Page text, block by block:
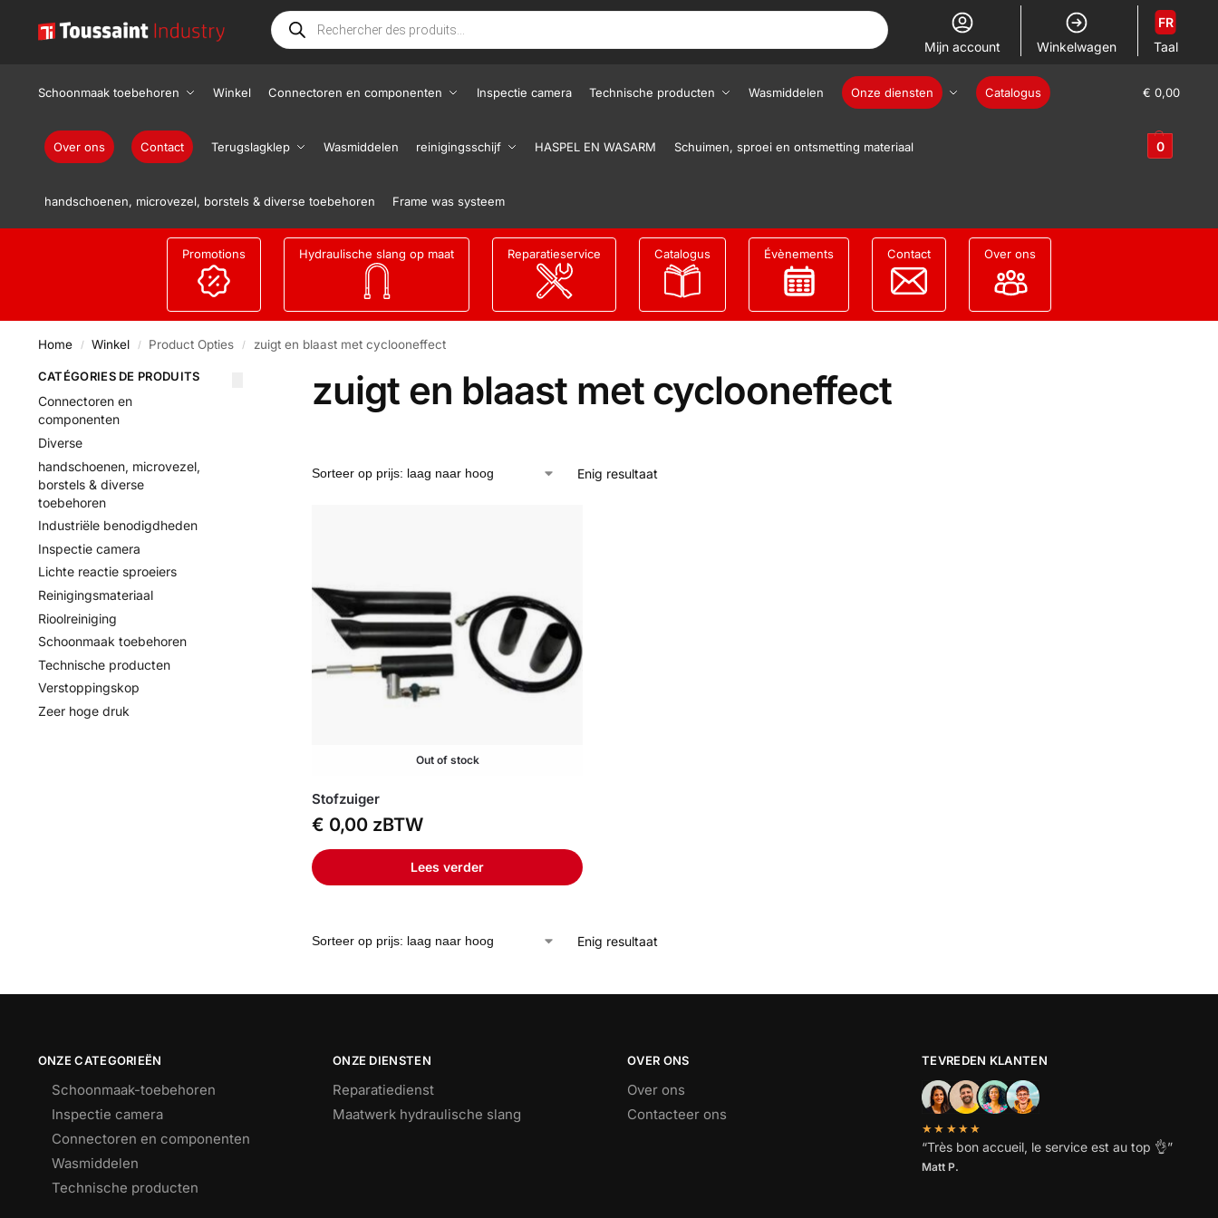
Mijn account Winkelwagen Taal
FR
Schoonmaak toebehoren Winkel Connectoren en componenten Inspectie camera Technische producten Wasmiddelen Onze diensten Catalogus
Over ons Contact Terugslagklep Wasmiddelen reinigingsschijf HASPEL EN WASARM Schuimen, sproei en ontsmetting materiaal
handschoenen, microvezel, borstels & diverse toebehoren Frame was systeem
€ 0,00
0
Promotions Hydraulische slang op maat Reparatieservice Catalogus Évènements Contact Over ons
Home / Winkel / Product Opties / zuigt en blaast met cyclooneffect
zuigt en blaast met cyclooneffect
Enig resultaat
Out of stock
Stofzuiger
€ 0,00 zBTW
Lees verder
Enig resultaat
CATÉGORIES DE PRODUITS
Connectoren en
componenten
Diverse
handschoenen, microvezel,
borstels & diverse
toebehoren
Industriële benodigdheden
Inspectie camera
Lichte reactie sproeiers
Reinigingsmateriaal
Rioolreiniging
Schoonmaak toebehoren
Technische producten
Verstoppingskop
Zeer hoge druk
ONZE CATEGORIEËN
Schoonmaak-toebehoren
Inspectie camera
Connectoren en componenten
Wasmiddelen
Technische producten
ONZE DIENSTEN
Reparatiedienst
Maatwerk hydraulische slang
OVER ONS
Over ons
Contacteer ons
TEVREDEN KLANTEN
★★★★★
“Très bon accueil, le service est au top 👌”
Matt P.